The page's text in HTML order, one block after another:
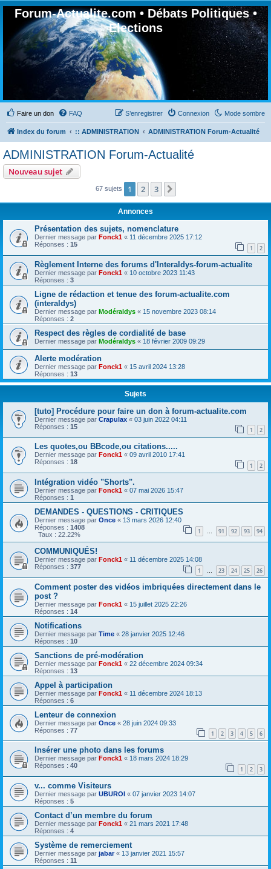
Forum-Actualite.com • Débats Politiques •
Elections
Faire un don Mode sombre
FAQ Connexion
S’enregistrer
Index du forum :: ADMINISTRATION ADMINISTRATION Forum-Actualité
ADMINISTRATION Forum-Actualité
Nouveau sujet
67 sujets 1 2 3
Annonces
Présentation des sujets, nomenclature
Dernier message par Fonck1 « 11 décembre 2025 17:12
Réponses : 15 1 2
Règlement Interne des forums d'Interaldys-forum-actualite
Dernier message par Fonck1 « 10 octobre 2023 11:43
Réponses : 3
Ligne de rédaction et tenue des forum-actualite.com
(interaldys)
Dernier message par Modéraldys « 15 novembre 2023 08:14
Réponses : 2
Respect des règles de cordialité de base
Dernier message par Modéraldys « 18 février 2009 09:29
Alerte modération
Dernier message par Fonck1 « 15 avril 2024 13:28
Réponses : 13
Sujets
[tuto] Procédure pour faire un don à forum-actualite.com
Dernier message par Crapulax « 03 juin 2022 04:11
Réponses : 15 1 2
Les quotes,ou BBcode,ou citations.....
Dernier message par Fonck1 « 09 avril 2010 17:41
Réponses : 18 1 2
Intégration vidéo "Shorts".
Dernier message par Fonck1 « 07 mai 2026 15:47
Réponses : 1
DEMANDES - QUESTIONS - CRITIQUES
Dernier message par Once « 13 mars 2026 12:40
Réponses : 1408 1 … 91 92 93 94
Taux : 22.22%
COMMUNIQUÉS!
Dernier message par Fonck1 « 11 décembre 2025 14:08
Réponses : 377 1 … 23 24 25 26
Comment poster des vidéos imbriquées directement dans le
post ?
Dernier message par Fonck1 « 15 juillet 2025 22:26
Réponses : 14
Notifications
Dernier message par Time « 28 janvier 2025 12:46
Réponses : 10
Sanctions de pré-modération
Dernier message par Fonck1 « 22 décembre 2024 09:34
Réponses : 13
Appel à participation
Dernier message par Fonck1 « 11 décembre 2024 18:13
Réponses : 6
Lenteur de connexion
Dernier message par Once « 28 juin 2024 09:33
Réponses : 77 1 2 3 4 5 6
Insérer une photo dans les forums
Dernier message par Fonck1 « 18 mars 2024 18:29
Réponses : 40 1 2 3
v... comme Visiteurs
Dernier message par UBUROI « 07 janvier 2023 14:07
Réponses : 5
Contact d’un membre du forum
Dernier message par Fonck1 « 21 mars 2021 17:48
Réponses : 4
Système de remerciement
Dernier message par jabar« 13 janvier 2021 15:57
Réponses : 11